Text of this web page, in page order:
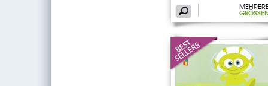
GRÖSSEN